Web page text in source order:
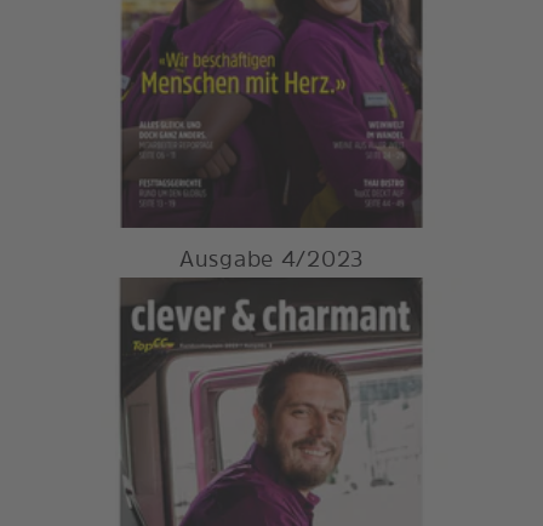
Ausgabe 4/2023